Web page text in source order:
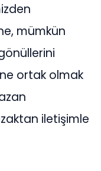
mümkün
ortak olmak
iletişimle